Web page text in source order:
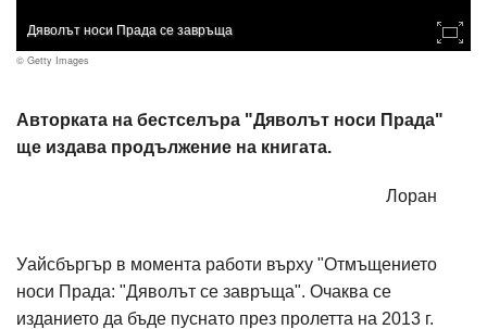
Дяволът носи Прада се завръща
© Getty Images
Авторката на бестселъра "Дяволът носи Прада"
ще издава продължение на книгата.
Лоран
Уайсбъргър в момента работи върху "Отмъщението
носи Прада: "Дяволът се завръща". Очаква се
изданието да бъде пуснато през пролетта на 2013 г.